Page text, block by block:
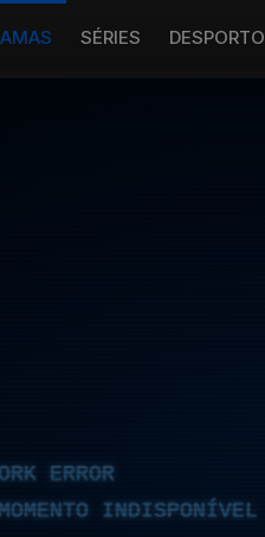
SÉRIES DESPORTO
ERROR
INDISPONÍVEL